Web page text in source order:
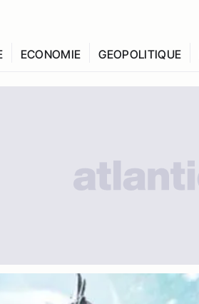
ECONOMIE GEOPOLITIQUE